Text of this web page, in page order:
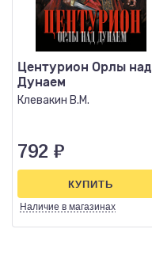
Центурион Орлы над
Дунаем
Клевакин В.М.
792 ₽
Наличие в магазинах
КУПИТЬ